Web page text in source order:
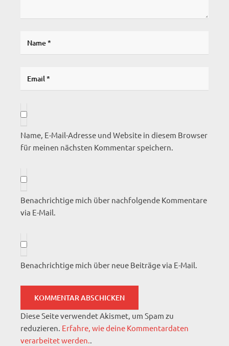
Name, E-Mail-Adresse und Website in diesem Browser
für meinen nächsten Kommentar speichern.
Benachrichtige mich über nachfolgende Kommentare
via E-Mail.
Benachrichtige mich über neue Beiträge via E-Mail.
Diese Seite verwendet Akismet, um Spam zu
reduzieren. Erfahre, wie deine Kommentardaten
verarbeitet werden..